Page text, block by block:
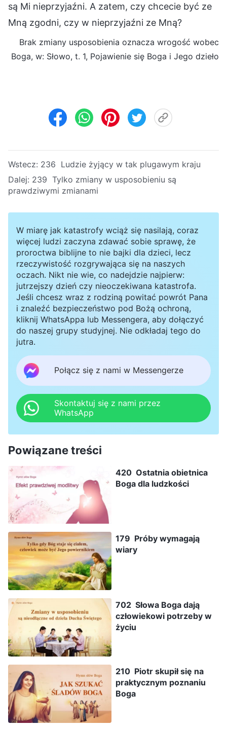
są Mi nieprzyjaźni. A zatem, czy chcecie być ze
Mną zgodni, czy w nieprzyjaźni ze Mną?
Brak zmiany usposobienia oznacza wrogość wobec
Boga, w: Słowo, t. 1, Pojawienie się Boga i Jego dzieło
Wstecz: 236 Ludzie żyjący w tak plugawym kraju
Dalej: 239 Tylko zmiany w usposobieniu są
prawdziwymi zmianami
W miarę jak katastrofy wciąż się nasilają, coraz
więcej ludzi zaczyna zdawać sobie sprawę, że
proroctwa biblijne to nie bajki dla dzieci, lecz
rzeczywistość rozgrywająca się na naszych
oczach. Nikt nie wie, co nadejdzie najpierw:
jutrzejszy dzień czy nieoczekiwana katastrofa.
Jeśli chcesz wraz z rodziną powitać powrót Pana
i znaleźć bezpieczeństwo pod Bożą ochroną,
kliknij WhatsAppa lub Messengera, aby dołączyć
do naszej grupy studyjnej. Nie odkładaj tego do
jutra.
Połącz się z nami w Messengerze
Skontaktuj się z nami przez
WhatsApp
Powiązane treści
420 Ostatnia obietnica
Boga dla ludzkości
179 Próby wymagają
wiary
702 Słowa Boga dają
człowiekowi potrzeby w
życiu
210 Piotr skupił się na
praktycznym poznaniu
Boga